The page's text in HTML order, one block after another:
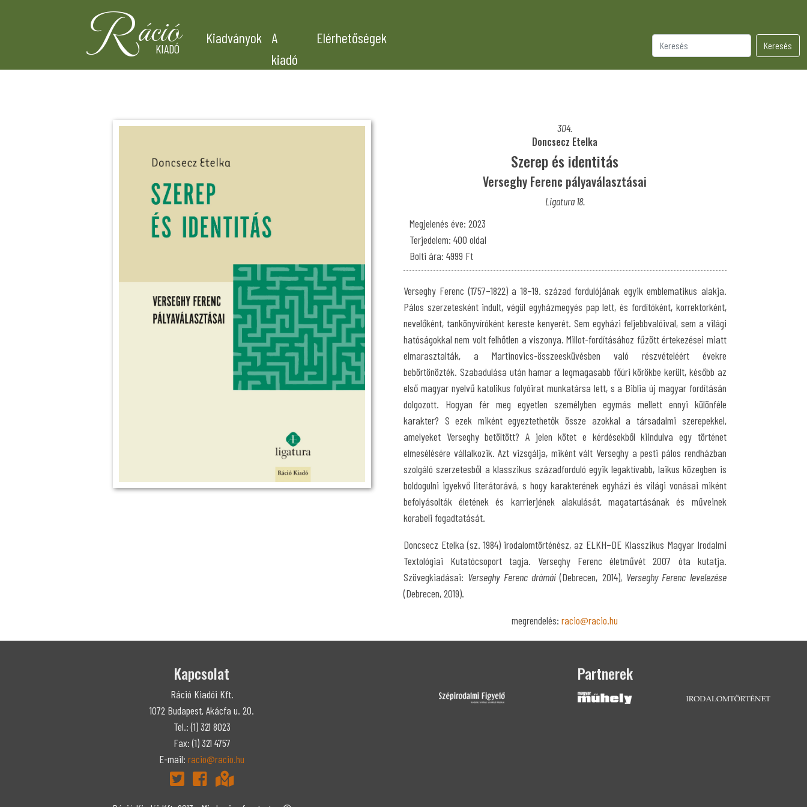
Ráció
KIADÓ
Kiadványok
A
kiadó
Elérhetőségek Keresés
304.
Doncsecz Etelka
Szerep és identitás
Verseghy Ferenc pályaválasztásai
Ligatura 18.
Megjelenés éve: 2023
Terjedelem: 400 oldal
Bolti ára: 4999 Ft
Verseghy Ferenc (1757–1822) a 18–19. század fordulójának egyik emblematikus alakja.
Pálos szerzetesként indult, végül egyházmegyés pap lett, és fordítóként, korrektorként,
nevelőként, tankönyvíróként kereste kenyerét. Sem egyházi feljebbvalóival, sem a világi
hatóságokkal nem volt felhőtlen a viszonya. Millot-fordításához fűzött értekezései miatt
elmarasztalták, a Martinovics-összeesküvésben való részvételéért évekre
bebörtönözték. Szabadulása után hamar a legmagasabb főúri körökbe került, később az
első magyar nyelvű katolikus folyóirat munkatársa lett, s a Biblia új magyar fordításán
dolgozott. Hogyan fér meg egyetlen személyben egymás mellett ennyi különféle
karakter? S ezek miként egyeztethetők össze azokkal a társadalmi szerepekkel,
amelyeket Verseghy betöltött? A jelen kötet e kérdésekből kiindulva egy történet
elmesélésére vállalkozik. Azt vizsgálja, miként vált Verseghy a pesti pálos rendházban
szolgáló szerzetesből a klasszikus századforduló egyik legaktívabb, laikus közegben is
boldogulni igyekvő literátorává, s hogy karakterének egyházi és világi vonásai miként
befolyásolták életének és karrierjének alakulását, magatartásának és műveinek
korabeli fogadtatását.
Doncsecz Etelka (sz. 1984) irodalomtörténész, az ELKH–DE Klasszikus Magyar Irodalmi
Textológiai Kutatócsoport tagja. Verseghy Ferenc életművét 2007 óta kutatja.
Szövegkiadásai: Verseghy Ferenc drámái(Debrecen, 2014), Verseghy Ferenc levelezése
(Debrecen, 2019).
megrendelés:racio@racio.hu
Kapcsolat
Ráció Kiadói Kft.
1072 Budapest, Akácfa u. 20.
Tel.: (1) 321 8023
Fax: (1) 321 4757
E-mail: racio@racio.hu
Partnerek